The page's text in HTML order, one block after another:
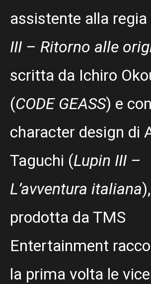
assistente alla regia
III – Ritorno alle
scritta da Ichiro
(CODE GEASS) e
character design di
Taguchi (Lupin III –
L’avventura italiana
prodotta da TMS
Entertainment
la prima volta le